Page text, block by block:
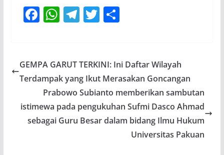
F
b
o
o
k
W
s
A
p
p
T
gr
a
m
T
er
S
e
GEMPA GARUT TERKINI: Ini Daftar Wilayah
Terdampak yang Ikut Merasakan Goncangan
Prabowo Subianto memberikan sambutan
istimewa pada pengukuhan Sufmi Dasco Ahmad
sebagai Guru Besar dalam bidang Ilmu Hukum
Universitas Pakuan